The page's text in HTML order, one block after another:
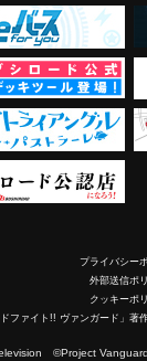
プライバシー
外部送信ポ
クッキーポ
ドファイト!! ヴァンガード」著
©Project